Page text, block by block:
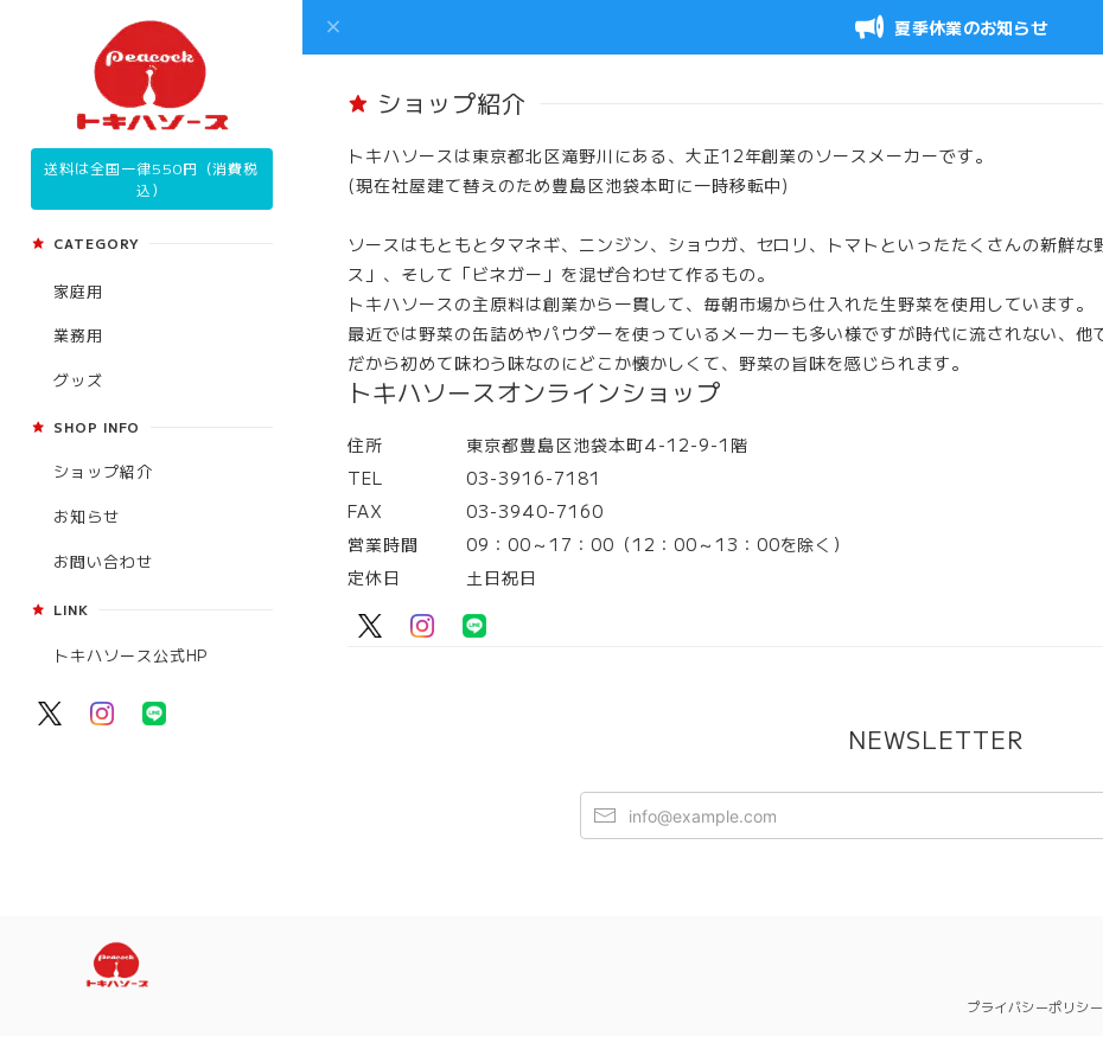
送料は全国一律550円（消費税
込）
CATEGORY
家庭用
業務用
グッズ
SHOP INFO
ショップ紹介
お知らせ
お問い合わせ
LINK
トキハソース公式HP
夏季休業のお知らせ
ショップ紹介
トキハソースは東京都北区滝野川にある、大正12年創業のソースメーカーです。
(現在社屋建て替えのため豊島区池袋本町に一時移転中)
ソースはもともとタマネギ、ニンジン、ショウガ、セロリ、トマトといったたくさんの新鮮
ス」、そして「ビネガー」を混ぜ合わせて作るもの。
トキハソースの主原料は創業から一貫して、毎朝市場から仕入れた生野菜を使用しています。
最近では野菜の缶詰めやパウダーを使っているメーカーも多い様ですが時代に流されない、他
だから初めて味わう味なのにどこか懐かしくて、野菜の旨味を感じられます。
トキハソースオンラインショップ
住所
東京都豊島区池袋本町4-12-9-1階
TEL
03-3916-7181
FAX
03-3940-7160
営業時間
09：00～17：00（12：00～13：00を除く）
定休日
土日祝日
NEWSLETTER
プライバシーポリシー